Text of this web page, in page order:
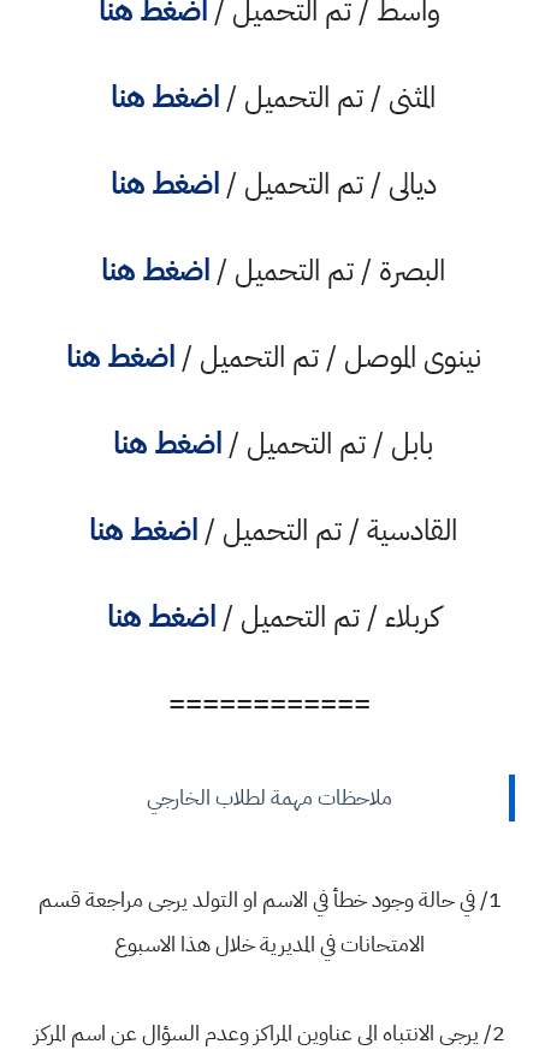
واسط / تم التحميل /اضغط هنا
المثنى / تم التحميل /اضغط هنا
ديالى / تم التحميل /اضغط هنا
البصرة / تم التحميل /اضغط هنا
نينوى الموصل / تم التحميل /اضغط هنا
بابل / تم التحميل /اضغط هنا
القادسية / تم التحميل /اضغط هنا
كربلاء / تم التحميل /اضغط هنا
============
ملاحظات مهمة لطلاب الخارجي
1/ في حالة وجود خطأ في الاسم او التولد يرجى مراجعة قسم
الامتحانات في المديرية خلال هذا الاسبوع
2/ يرجى الانتباه الى عناوين المراكز وعدم السؤال عن اسم المركز